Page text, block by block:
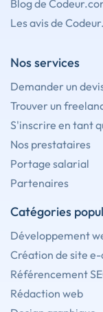
Blog de
Les avis de
Nos services
Demander un
Trouver un
S'inscrire en tant
Nos prestataires
Portage salarial
Partenaires
Catégories
Développement
Création de site
Référencement
Rédaction web